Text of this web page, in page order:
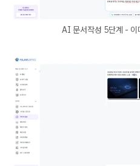
AI 문서작성 5단계 - 이